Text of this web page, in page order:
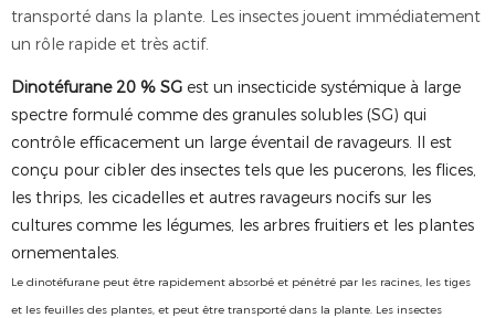
transporté dans la plante. Les insectes jouent immédiatement
un rôle rapide et très actif.
Dinotéfurane 20 % SG est un insecticide systémique à large
spectre formulé comme des granules solubles (SG) qui
contrôle efficacement un large éventail de ravageurs. Il est
conçu pour cibler des insectes tels que les pucerons, les flices,
les thrips, les cicadelles et autres ravageurs nocifs sur les
cultures comme les légumes, les arbres fruitiers et les plantes
ornementales.
Le dinotéfurane peut être rapidement absorbé et pénétré par les racines, les tiges
et les feuilles des plantes, et peut être transporté dans la plante. Les insectes